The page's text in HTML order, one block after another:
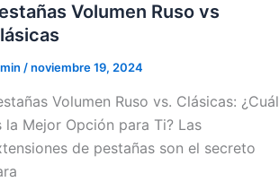
Volumen Ruso vs
/noviembre 19, 2024
Volumen Ruso vs. Clásicas: ¿Cuál
la Mejor Opción para Ti? Las
de pestañas son el secreto